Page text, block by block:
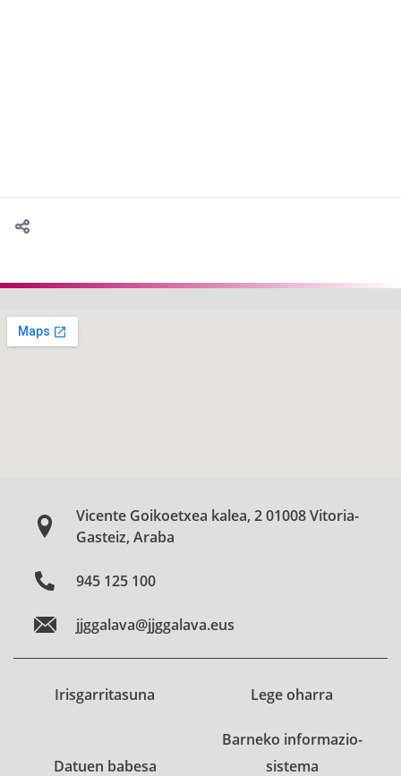
Vicente Goikoetxea kalea, 2 01008 Vitoria-
Gasteiz, Araba
945 125 100
jjggalava@jjggalava.eus
Irisgarritasuna Lege oharra
Datuen babesa
Barneko informazio-
sistema